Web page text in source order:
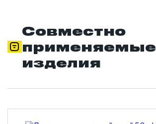
Совместно
применяемые
изделия